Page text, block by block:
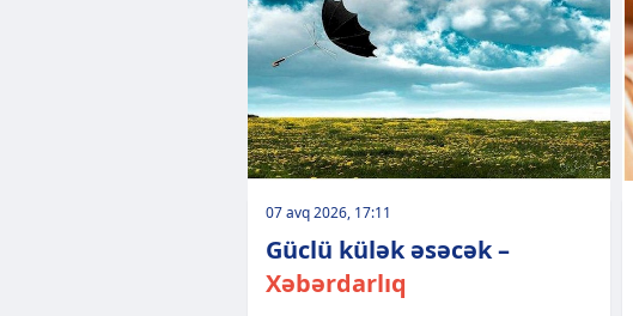
07 avq 2026, 17:11
Güclü külək əsəcək –
Xəbərdarlıq